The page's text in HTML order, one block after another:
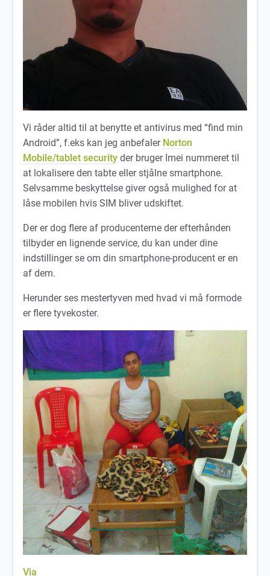
Vi råder altid til at benytte et antivirus med “find min
Android”, f.eks kan jeg anbefaler Norton
Mobile/tablet security der bruger Imei nummeret til
at lokalisere den tabte eller stjålne smartphone.
Selvsamme beskyttelse giver også mulighed for at
låse mobilen hvis SIM bliver udskiftet.
Der er dog flere af producenterne der efterhånden
tilbyder en lignende service, du kan under dine
indstillinger se om din smartphone-producent er en
af dem.
Herunder ses mestertyven med hvad vi må formode
er flere tyvekoster.
Via